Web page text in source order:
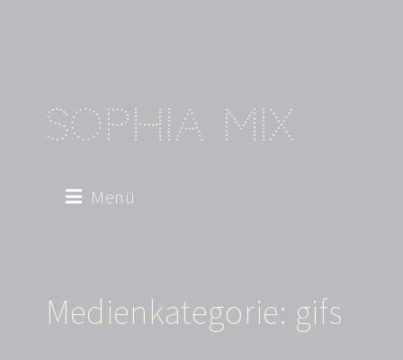
Sophia Mix
Menü
Medienkategorie: gifs